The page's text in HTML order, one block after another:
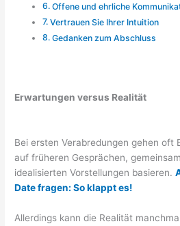
Offene und ehrliche
Vertrauen Sie Ihrer Intuition
Gedanken zum Abschluss
Erwartungen versus Realität
Bei ersten Verabredungen gehen oft
auf früheren Gesprächen,
idealisierten Vorstellungen basieren.
Date fragen: So klappt es!
Allerdings kann die Realität